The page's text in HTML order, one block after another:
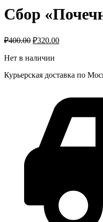
Сбор
₽400.00 ₽320.00
Нет в наличии
Курьерская доставка по